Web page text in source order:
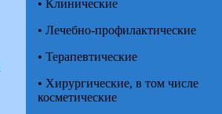
• Клинические
• Лечебно-профилактические
• Терапевтические
• Хирургические, в том числе
косметические